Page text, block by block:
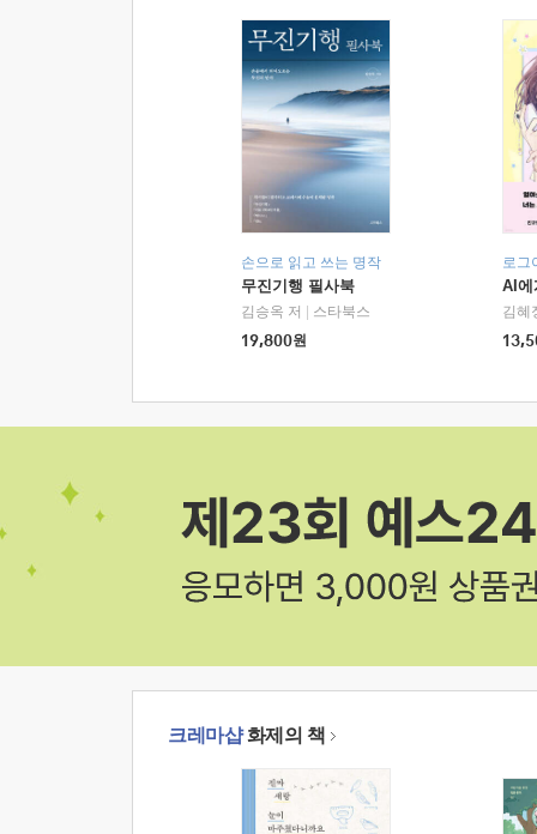
손으로 읽고 쓰는 명작
무진기행 필사북
김승옥 저
스타북스
19,800원
로그
AI에
김혜
크레마샵화제의 책